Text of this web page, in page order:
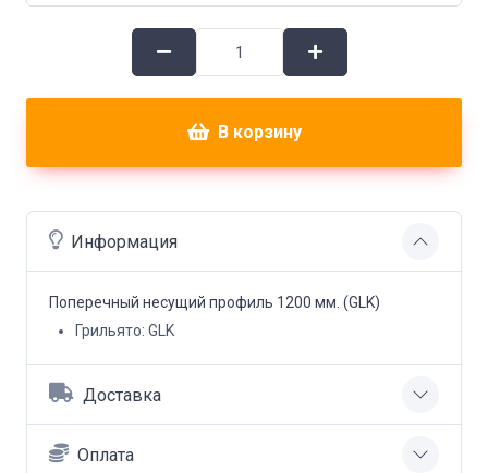
В корзину
Информация
Поперечный несущий профиль 1200 мм. (GLK)
Грильято: GLK
Доставка
Оплата